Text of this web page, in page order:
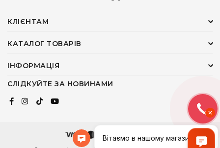
КЛІЄНТАМ
КАТАЛОГ ТОВАРІВ
ІНФОРМАЦІЯ
СЛІДКУЙТЕ ЗА НОВИНАМИ